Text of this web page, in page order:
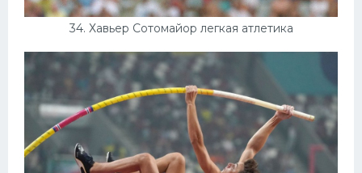
34. Хавьер Сотомайор легкая атлетика